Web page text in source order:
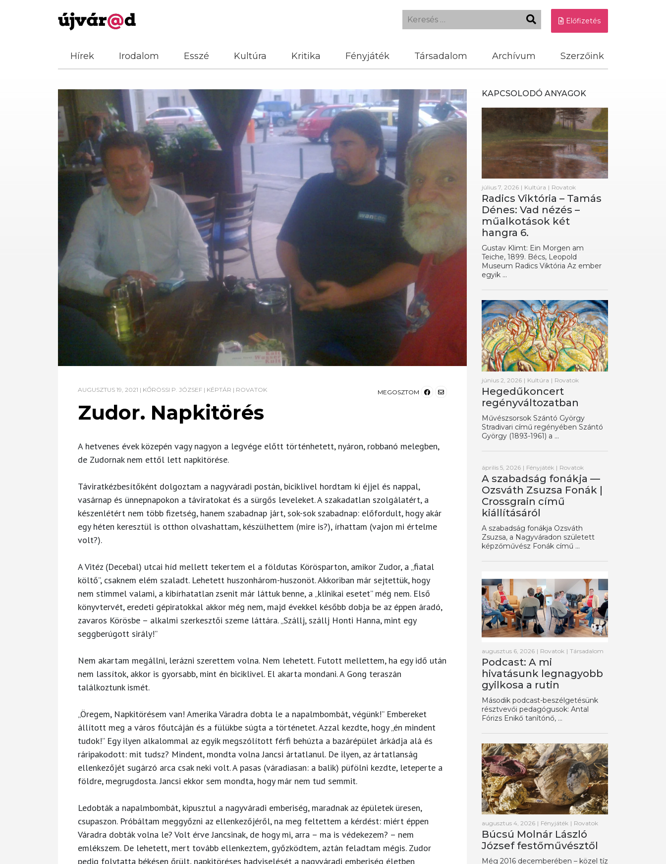
Előfizetés
Hírek Irodalom Esszé Kultúra Kritika Fényjáték Társadalom Archívum Szerzőink
AUGUSZTUS 19, 2021 | KŐRÖSSI P. JÓZSEF | KÉPTÁR | ROVATOK MEGOSZTOM
Zudor. Napkitörés
A hetvenes évek közepén vagy nagyon a legvége előtt történhetett, nyáron, robbanó melegben,
de Zudornak nem ettől lett napkitörése.
Táviratkézbesítőként dolgoztam a nagyváradi postán, biciklivel hordtam ki éjjel és nappal,
vasárnap és ünnepnapokon a táviratokat és a sürgős leveleket. A szakadatlan szolgálatért, a
készenlétért nem több fizetség, hanem szabadnap járt, sok-sok szabadnap: előfordult, hogy akár
egy héten keresztül is otthon olvashattam, készülhettem (mire is?), írhattam (vajon mi értelme
volt?).
A Vitéz (Decebal) utcai híd mellett tekertem el a földutas Körösparton, amikor Zudor, a „fiatal
költő”, csaknem elém szaladt. Lehetett huszonhárom-huszonöt. Akkoriban már sejtettük, hogy
nem stimmel valami, a kibírhatatlan zsenit már láttuk benne, a „klinikai esetet” még nem. Első
könyvtervét, eredeti gépiratokkal akkor még nem, majd évekkel később dobja be az éppen áradó,
zavaros Körösbe – alkalmi szerkesztői szeme láttára. „Szállj, szállj Honti Hanna, mint egy
seggberúgott sirály!”
Nem akartam megállni, lerázni szerettem volna. Nem lehetett. Futott mellettem, ha egy idő után
nem lassítok, akkor is gyorsabb, mint én biciklivel. El akarta mondani. A Gong teraszán
találkoztunk ismét.
„Öregem, Napkitörésem van! Amerika Váradra dobta le a napalmbombát, végünk!” Embereket
állított meg a város főutcáján és a fülükbe súgta a történetet. Azzal kezdte, hogy „én mindent
tudok!” Egy ilyen alkalommal az egyik megszólított férfi behúzta a bazárépület árkádja alá és
ráripakodott: mit tudsz? Mindent, mondta volna Jancsi ártatlanul. De ilyen, az ártatlanság
ellenkezőjét sugárzó arca csak neki volt. A pasas (váradiasan: a balik) püfölni kezdte, leteperte a
földre, megrugdosta. Jancsi ekkor sem mondta, hogy már nem tud semmit.
Ledobták a napalmbombát, kipusztul a nagyváradi emberiség, maradnak az épületek üresen,
csupaszon. Próbáltam meggyőzni az ellenkezőjéről, na meg feltettem a kérdést: miért éppen
Váradra dobták volna le? Volt érve Jancsinak, de hogy mi, arra – ma is védekezem? – nem
emlékszem. De lehetett, mert tovább ellenkeztem, győzködtem, aztán feladtam mégis. Zudor
pedig folytatta békésen őrült, napkitöréses hadviselését a nagyváradi emberiség életben
KAPCSOLODÓ ANYAGOK
július 7, 2026 | Kultúra | Rovatok
Radics Viktória – Tamás
Dénes: Vad nézés –
műalkotások két
hangra 6.
Gustav Klimt: Ein Morgen am
Teiche, 1899. Bécs, Leopold
Museum Radics Viktória Az ember
egyik ...
június 2, 2026 | Kultúra | Rovatok
Hegedűkoncert
regényváltozatban
Művészsorsok Szántó György
Stradivari című regényében Szántó
György (1893-1961) a ...
április 5, 2026 | Fényjáték | Rovatok
A szabadság fonákja —
Ozsváth Zsuzsa Fonák |
Crossgrain című
kiállításáról
A szabadság fonákja Ozsváth
Zsuzsa, a Nagyváradon született
képzőművész Fonák című ...
augusztus 6, 2026 | Rovatok | Társadalom
Podcast: A mi
hivatásunk legnagyobb
gyilkosa a rutin
Második podcast-beszélgetésünk
résztvevői pedagógusok: Antal
Fórizs Enikő tanítónő, ...
augusztus 4, 2026 | Fényjáték | Rovatok
Búcsú Molnár László
József festőművésztől
Még 2016 decemberében – közel tíz